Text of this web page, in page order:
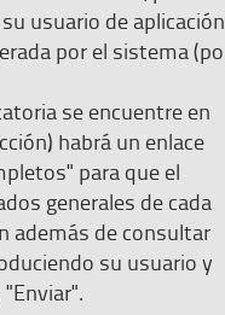
usuario de aplicación
por el sistema
se encuentre en
habrá un enlace
para que el
generales de cada
además de consultar
su usuario y